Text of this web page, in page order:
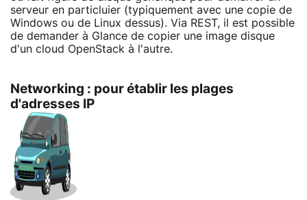
serveur en particluier (typiquement avec une copie de
Windows ou de Linux dessus). Via REST, il est possible
de demander à Glance de copier une image disque
d'un cloud OpenStack à l'autre.
Networking : pour établir les plages
d'adresses IP